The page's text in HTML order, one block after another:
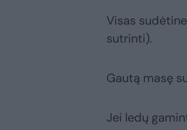
Visas
sutrinti).
Gautą masę
Jei ledų